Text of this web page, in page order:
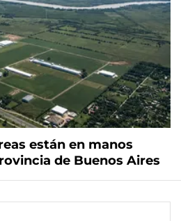
están en manos
de Buenos Aires